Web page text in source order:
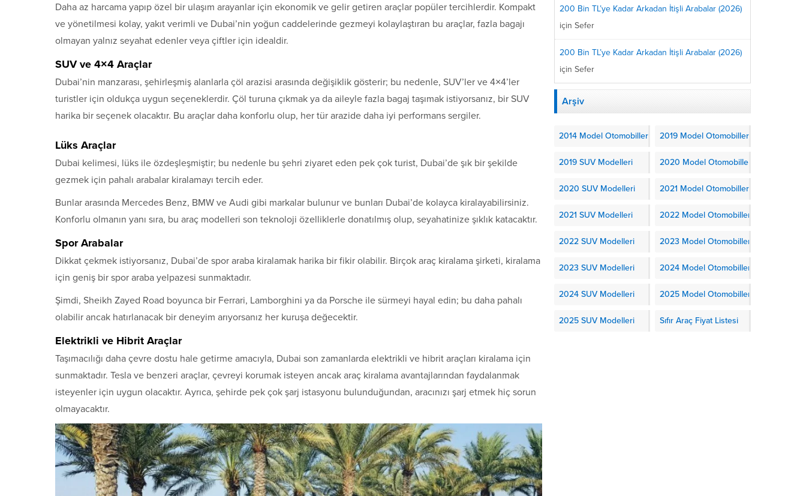
Daha az harcama yapıp özel bir ulaşım arayanlar için ekonomik ve gelir getiren araçlar popüler tercihlerdir. Kompakt
ve yönetilmesi kolay, yakıt verimli ve Dubai’nin yoğun caddelerinde gezmeyi kolaylaştıran bu araçlar, fazla bagajı
olmayan yalnız seyahat edenler veya çiftler için idealdir.
SUV ve 4×4 Araçlar
Dubai’nin manzarası, şehirleşmiş alanlarla çöl arazisi arasında değişiklik gösterir; bu nedenle, SUV’ler ve 4×4’ler
turistler için oldukça uygun seçeneklerdir. Çöl turuna çıkmak ya da aileyle fazla bagaj taşımak istiyorsanız, bir SUV
harika bir seçenek olacaktır. Bu araçlar daha konforlu olup, her tür arazide daha iyi performans sergiler.
Lüks Araçlar
Dubai kelimesi, lüks ile özdeşleşmiştir; bu nedenle bu şehri ziyaret eden pek çok turist, Dubai’de şık bir şekilde
gezmek için pahalı arabalar kiralamayı tercih eder.
Bunlar arasında Mercedes Benz, BMW ve Audi gibi markalar bulunur ve bunları Dubai’de kolayca kiralayabilirsiniz.
Konforlu olmanın yanı sıra, bu araç modelleri son teknoloji özelliklerle donatılmış olup, seyahatinize şıklık katacaktır.
Spor Arabalar
Dikkat çekmek istiyorsanız, Dubai’de spor araba kiralamak harika bir fikir olabilir. Birçok araç kiralama şirketi, kiralama
için geniş bir spor araba yelpazesi sunmaktadır.
Şimdi, Sheikh Zayed Road boyunca bir Ferrari, Lamborghini ya da Porsche ile sürmeyi hayal edin; bu daha pahalı
olabilir ancak hatırlanacak bir deneyim arıyorsanız her kuruşa değecektir.
Elektrikli ve Hibrit Araçlar
Taşımacılığı daha çevre dostu hale getirme amacıyla, Dubai son zamanlarda elektrikli ve hibrit araçları kiralama için
sunmaktadır. Tesla ve benzeri araçlar, çevreyi korumak isteyen ancak araç kiralama avantajlarından faydalanmak
isteyenler için uygun olacaktır. Ayrıca, şehirde pek çok şarj istasyonu bulunduğundan, aracınızı şarj etmek hiç sorun
olmayacaktır.
200 Bin TL’ye Kadar Arkadan İtişli Arabalar (2026)
için Sefer
200 Bin TL’ye Kadar Arkadan İtişli Arabalar (2026)
için Sefer
Arşiv
2014 Model Otomobiller 2019 Model Otomobiller
2019 SUV Modelleri 2020 Model Otomobiller
2020 SUV Modelleri 2021 Model Otomobiller
2021 SUV Modelleri 2022 Model Otomobiller
2022 SUV Modelleri 2023 Model Otomobiller
2023 SUV Modelleri 2024 Model Otomobiller
2024 SUV Modelleri 2025 Model Otomobiller
2025 SUV Modelleri Sıfır Araç Fiyat Listesi